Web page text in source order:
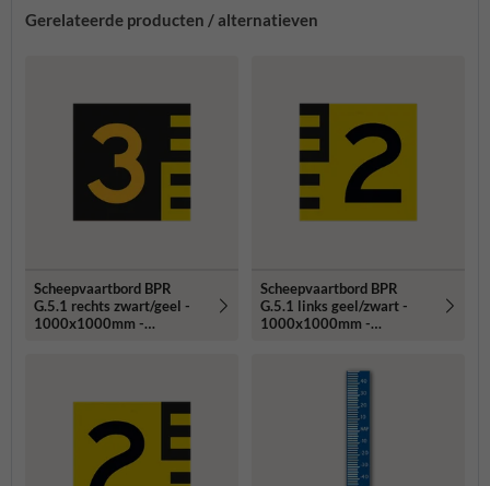
Gerelateerde producten / alternatieven
Scheepvaartbord BPR
G.5.1 rechts zwart/geel -
1000x1000mm -
Scheepvaartbord BPR
G.5.1 links geel/zwart -
1000x1000mm -